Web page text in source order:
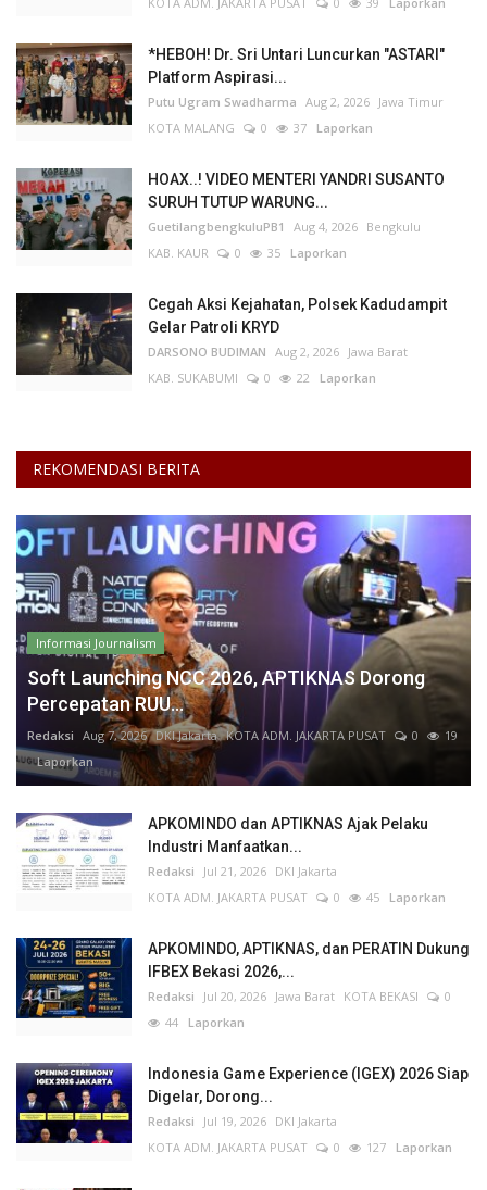
*HEBOH! Dr. Sri Untari Luncurkan "ASTARI"
Platform Aspirasi...
Putu Ugram Swadharma Aug 2, 2026 Jawa Timur
KOTA MALANG
0 37 Laporkan
HOAX..! VIDEO MENTERI YANDRI SUSANTO
SURUH TUTUP WARUNG...
GuetilangbengkuluPB1 Aug 4, 2026 Bengkulu
KAB. KAUR
0 35 Laporkan
Cegah Aksi Kejahatan, Polsek Kadudampit
Gelar Patroli KRYD
DARSONO BUDIMAN Aug 2, 2026 Jawa Barat
KAB. SUKABUMI
0 22 Laporkan
REKOMENDASI BERITA
Informasi Journalism
Soft Launching NCC 2026, APTIKNAS Dorong
Percepatan RUU...
Redaksi Aug 7, 2026 DKI Jakarta KOTA ADM. JAKARTA PUSAT 0
19
Laporkan
APKOMINDO dan APTIKNAS Ajak Pelaku
Industri Manfaatkan...
Redaksi Jul 21, 2026 DKI Jakarta
KOTA ADM. JAKARTA PUSAT
0 45 Laporkan
APKOMINDO, APTIKNAS, dan PERATIN Dukung
IFBEX Bekasi 2026,...
Redaksi Jul 20, 2026 Jawa Barat KOTA BEKASI
0
44 Laporkan
Indonesia Game Experience (IGEX) 2026 Siap
Digelar, Dorong...
Redaksi Jul 19, 2026 DKI Jakarta
KOTA ADM. JAKARTA PUSAT
0 127 Laporkan